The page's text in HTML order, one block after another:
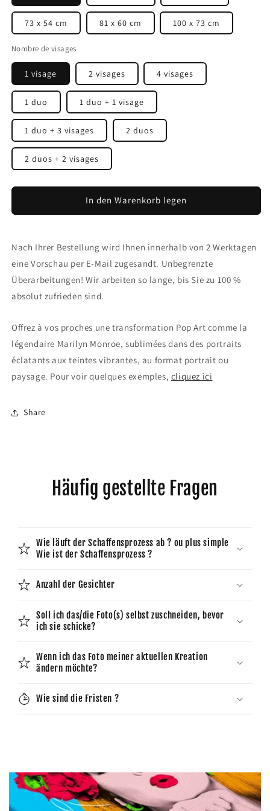
73 x 54 cm 81 x 60 cm 100 x 73 cm
Nombre de visages
1 visage 2 visages 4 visages
1 duo 1 duo + 1 visage
1 duo + 3 visages 2 duos
2 duos + 2 visages
In den Warenkorb legen
Nach Ihrer Bestellung wird Ihnen innerhalb von 2 Werktagen
eine Vorschau per E-Mail zugesandt. Unbegrenzte
Überarbeitungen! Wir arbeiten so lange, bis Sie zu 100 %
absolut zufrieden sind.
Offrez à vos proches une transformation Pop Art comme la
légendaire Marilyn Monroe, sublimées dans des portraits
éclatants aux teintes vibrantes, au format portrait ou
paysage. Pour voir quelques exemples, cliquez ici
Share
Häufig gestellte Fragen
Wie läuft der Schaffensprozess ab ? ou plus simple
Wie ist der Schaffensprozess ?
Anzahl der Gesichter
Soll ich das/die Foto(s) selbst zuschneiden, bevor
ich sie schicke?
Wenn ich das Foto meiner aktuellen Kreation
ändern möchte?
Wie sind die Fristen ?